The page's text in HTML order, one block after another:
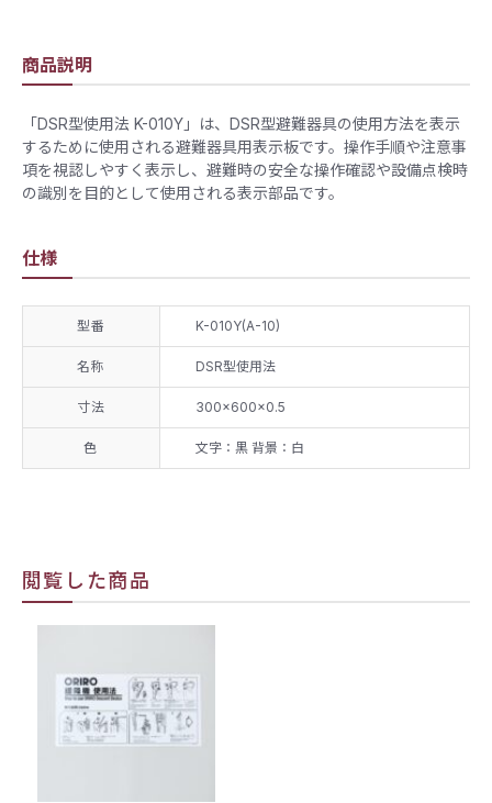
商品説明
「DSR型使用法 K-010Y」は、DSR型避難器具の使用方法を表示
するために使用される避難器具用表示板です。操作手順や注意事
項を視認しやすく表示し、避難時の安全な操作確認や設備点検時
の識別を目的として使用される表示部品です。
仕様
型番 K-010Y(A-10)
名称 DSR型使用法
寸法 300×600×0.5
色 文字：黒 背景：白
閲覧した商品